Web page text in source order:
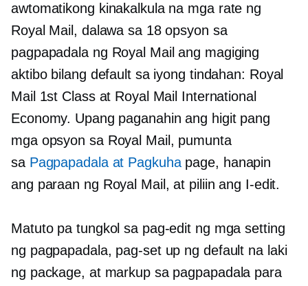
awtomatikong kinakalkula na mga rate ng
Royal Mail, dalawa sa 18 opsyon sa
pagpapadala ng Royal Mail ang magiging
aktibo bilang default sa iyong tindahan: Royal
Mail 1st Class at Royal Mail International
Economy. Upang paganahin ang higit pang
mga opsyon sa Royal Mail, pumunta
sa Pagpapadala at Pagkuhapage, hanapin
ang paraan ng Royal Mail, at piliin ang I-edit.
Matuto pa tungkol sa pag-edit ng mga setting
ng pagpapadala, pag-set up ng default na laki
ng package, at markup sa pagpapadala para